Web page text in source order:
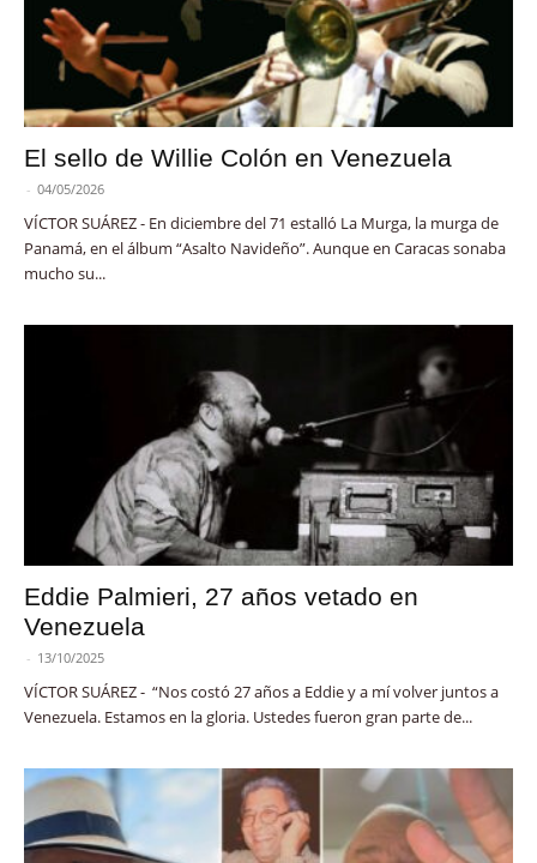
El sello de Willie Colón en Venezuela
- 04/05/2026
VÍCTOR SUÁREZ - En diciembre del 71 estalló La Murga, la murga de
Panamá, en el álbum “Asalto Navideño”. Aunque en Caracas sonaba
mucho su...
Eddie Palmieri, 27 años vetado en
Venezuela
- 13/10/2025
VÍCTOR SUÁREZ - “Nos costó 27 años a Eddie y a mí volver juntos a
Venezuela. Estamos en la gloria. Ustedes fueron gran parte de...